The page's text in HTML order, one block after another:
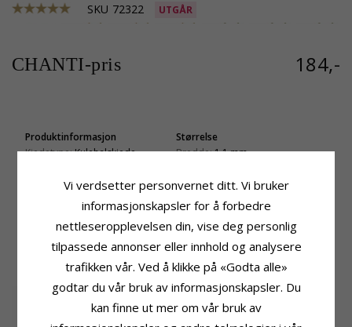
SKU 72322 UTGÅR
CHANTI-pris 184,-
Produktinformasjon
Kjedetype:Kulehalskjede
Overflate:Blank
Størrelse
Bredde:1,1 mm
Vekt:2,0 G
Leveringstid:Ca. 5-10 Hverdager
KUNDER KJØPER OGSÅ
Vi verdsetter personvernet ditt. Vi bruker
informasjonskapsler for å forbedre
nettleseropplevelsen din, vise deg personlig
tilpassede annonser eller innhold og analysere
trafikken vår. Ved å klikke på «Godta alle»
godtar du vår bruk av informasjonskapsler. Du
kan finne ut mer om vår bruk av